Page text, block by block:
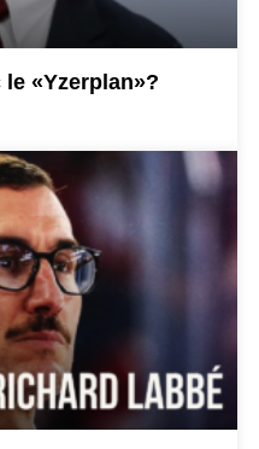
le «Yzerplan»?